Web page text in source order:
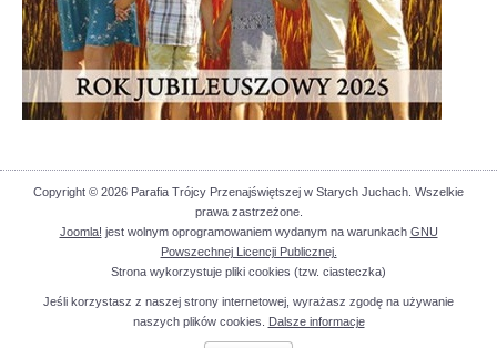
Copyright © 2026 Parafia Trójcy Przenajświętszej w Starych Juchach. Wszelkie
prawa zastrzeżone.
Joomla! jest wolnym oprogramowaniem wydanym na warunkach GNU
Powszechnej Licencji Publicznej.
Strona wykorzystuje pliki cookies (tzw. ciasteczka)
Jeśli korzystasz z naszej strony internetowej, wyrażasz zgodę na używanie
naszych plików cookies.
Dalsze informacje